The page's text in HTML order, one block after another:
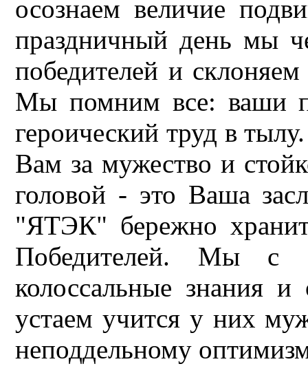
осознаем величие
праздничный день мы
победителей и
Мы помним все: ваши
героический труд в
Вам за мужество и
головой - это Ваша
"ЯТЭК" бережно хранит
Победителей. Мы с
колоссальные знания
устаем учится у них
неподдельному